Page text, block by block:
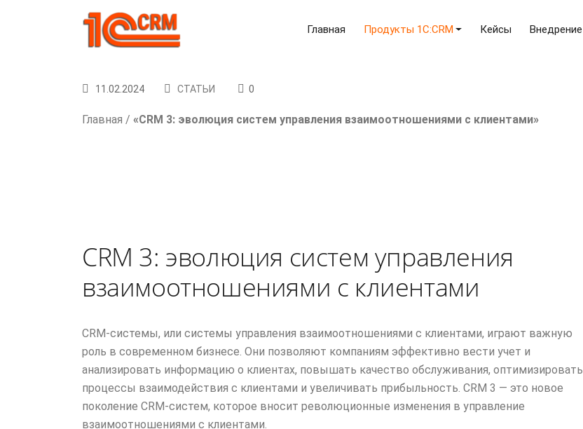
Главная Продукты 1C:CRM Кейсы Внедрение
11.02.2024 СТАТЬИ 0
Главная / «CRМ 3: эволюция систем управления взаимоотношениями с клиентами»
CRМ 3: эволюция систем управления
взаимоотношениями с клиентами
CRM-системы, или системы управления взаимоотношениями с клиентами, играют важную
роль в современном бизнесе. Они позволяют компаниям эффективно вести учет и
анализировать информацию о клиентах, повышать качество обслуживания, оптимизировать
процессы взаимодействия с клиентами и увеличивать прибыльность. CRМ 3 — это новое
поколение CRM-систем, которое вносит революционные изменения в управление
взаимоотношениями с клиентами.